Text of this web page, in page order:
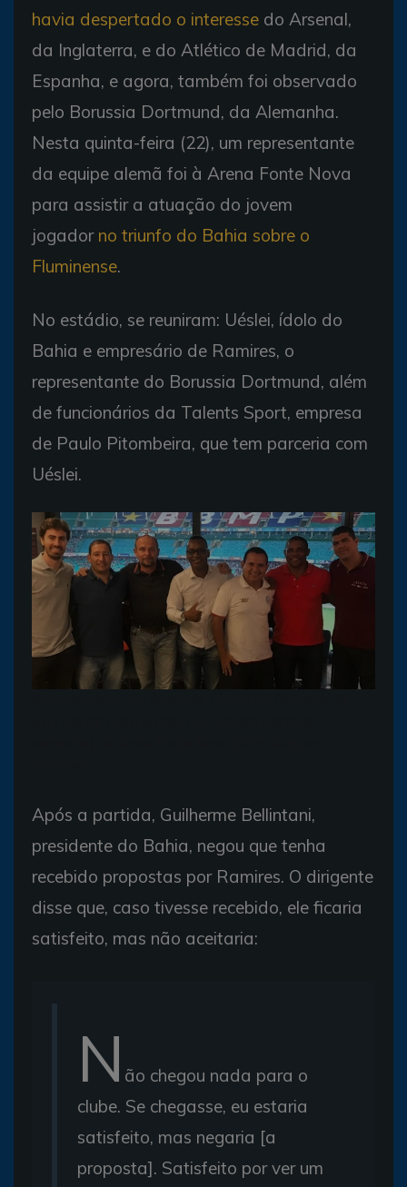
havia despertado o interesse do Arsenal,
da Inglaterra, e do Atlético de Madrid, da
Espanha, e agora, também foi observado
pelo Borussia Dortmund, da Alemanha.
Nesta quinta-feira (22), um representante
da equipe alemã foi à Arena Fonte Nova
para assistir a atuação do jovem
jogador no triunfo do Bahia sobre o
Fluminense.
No estádio, se reuniram: Uéslei, ídolo do
Bahia e empresário de Ramires, o
representante do Borussia Dortmund, além
de funcionários da Talents Sport, empresa
de Paulo Pitombeira, que tem parceria com
Uéslei.
Após a partida, Guilherme Bellintani,
presidente do Bahia, negou que tenha
recebido propostas por Ramires. O dirigente
disse que, caso tivesse recebido, ele ficaria
satisfeito, mas não aceitaria:
N ão chegou nada para o
clube. Se chegasse, eu estaria
satisfeito, mas negaria [a
proposta]. Satisfeito por ver um